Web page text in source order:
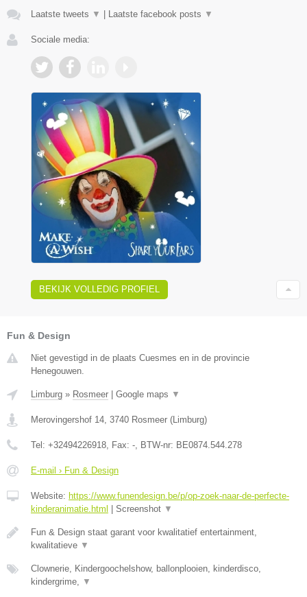
Laatste tweets ▼ | Laatste facebook posts ▼
Sociale media:
BEKIJK VOLLEDIG PROFIEL
Fun & Design
Niet gevestigd in de plaats Cuesmes en in de provincie
Henegouwen.
Limburg » Rosmeer | Google maps ▼
Merovingershof 14 3740 Rosmeer (Limburg)
Tel: +32494226918 , Fax: - , BTW-nr: BE0874.544.278
E-mail › Fun & Design
Website: https://www.funendesign.be/p/op-zoek-naar-de-perfecte-
kinderanimatie.html | Screenshot ▼
Fun & Design staat garant voor kwalitatief entertainment,
kwalitatieve ▼
Clownerie, Kindergoochelshow, ballonplooien, kinderdisco,
kindergrime,
▼